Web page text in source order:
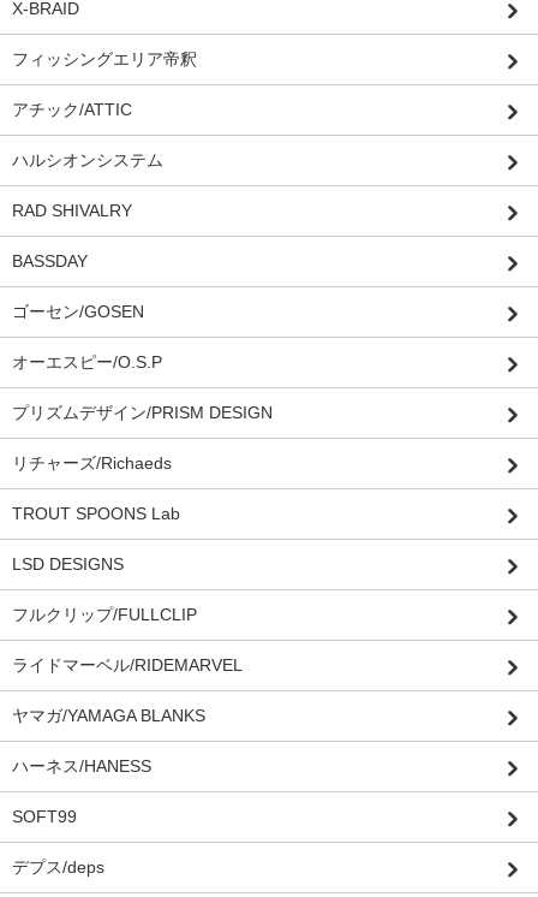
X-BRAID
フィッシングエリア帝釈
アチック/ATTIC
ハルシオンシステム
RAD SHIVALRY
BASSDAY
ゴーセン/GOSEN
オーエスピー/O.S.P
プリズムデザイン/PRISM DESIGN
リチャーズ/Richaeds
TROUT SPOONS Lab
LSD DESIGNS
フルクリップ/FULLCLIP
ライドマーベル/RIDEMARVEL
ヤマガ/YAMAGA BLANKS
ハーネス/HANESS
SOFT99
デプス/deps